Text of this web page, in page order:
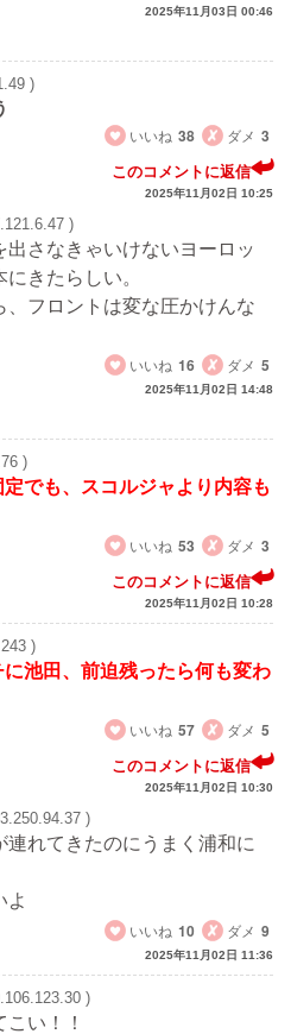
2025年11月03日 00:46
)
いいね 38 ダメ 3
このコメントに返信
2025年11月02日 10:25
)
出さなきゃいけないヨーロッ
きたらしい。
、フロントは変な圧かけんな
いいね 16 ダメ 5
2025年11月02日 14:48
)
でも、スコルジャより内容も
いいね 53 ダメ 3
このコメントに返信
2025年11月02日 10:28
)
池田、前迫残ったら何も変わ
いいね 57 ダメ 5
このコメントに返信
2025年11月02日 10:30
)
連れてきたのにうまく浦和に
よ
いいね 10 ダメ 9
2025年11月02日 11:36
)
い！！